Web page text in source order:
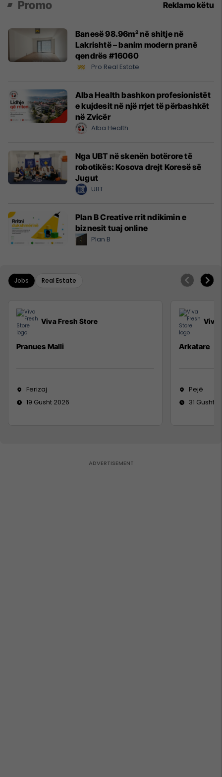
Promo Reklamo këtu
Banesë 98.96m² në shitje në
Lakrishtë – banim modern pranë
qendrës #16060
Pro Real Estate
Alba Health bashkon profesionistët
e kujdesit në një rrjet të përbashkët
në Zvicër
Alba Health
Nga UBT në skenën botërore të
robotikës: Kosova drejt Koresë së
Jugut
UBT
Plan B Creative rrit ndikimin e
biznesit tuaj online
Plan B
Jobs Real Estate
Viva Fresh Store
Pranues Malli
Ferizaj
19 Gusht 2026
Viva
Arkatare
Pejë
31 Gusht